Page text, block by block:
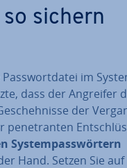
sichern
im
dass der Angreifer
der
pe­ne­tran­ten
Sys­tem­pass­wör­tern
Hand. Setzen Sie auf